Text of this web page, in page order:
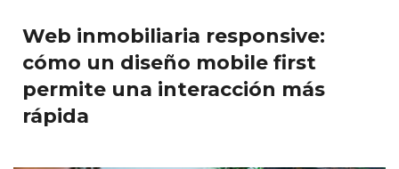
Web inmobiliaria responsive:
cómo un diseño mobile first
permite una interacción más
rápida